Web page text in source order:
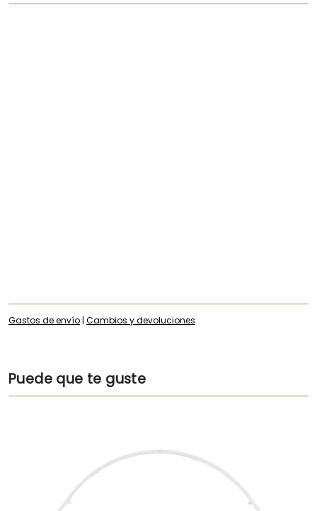
Gastos de envío | Cambios y devoluciones
Puede que te guste